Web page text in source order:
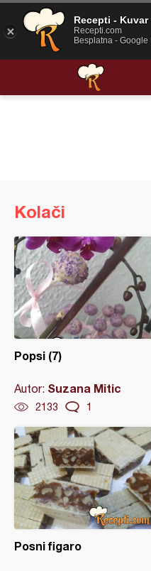
Kolači
Popsi (7)
Autor: Suzana Mitic
2133 1
Posni figaro
Recepti - Kuvar
Recepti.com
Besplatna - Google